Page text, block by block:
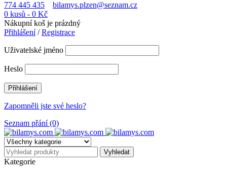
774 445 435
bilamys.plzen@seznam.cz
0 kusů - 0 Kč
Nákupní koš je prázdný
Přihlášení/Registrace
Uživatelské jméno
Heslo
Zapomněli jste své heslo?
Seznam přání (0)
Kategorie